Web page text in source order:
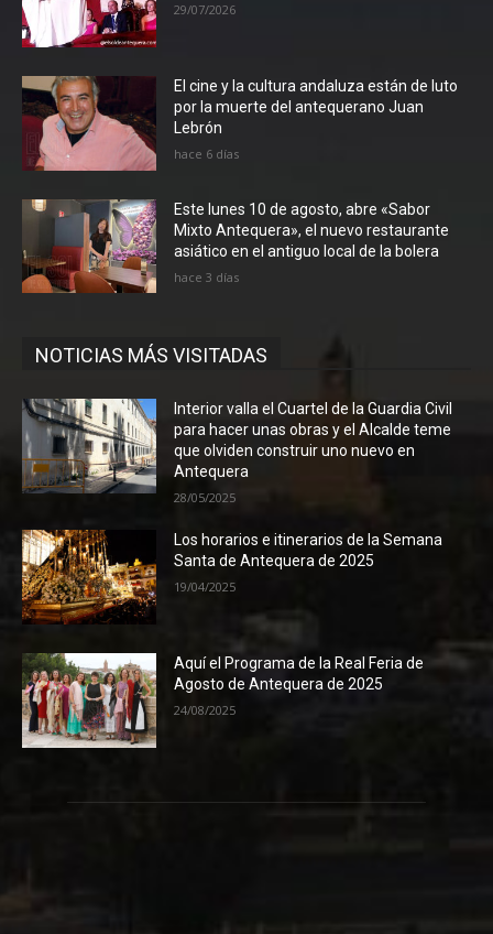
29/07/2026
El cine y la cultura andaluza están de luto
por la muerte del antequerano Juan
Lebrón
hace 6 días
Este lunes 10 de agosto, abre «Sabor
Mixto Antequera», el nuevo restaurante
asiático en el antiguo local de la bolera
hace 3 días
NOTICIAS MÁS VISITADAS
Interior valla el Cuartel de la Guardia Civil
para hacer unas obras y el Alcalde teme
que olviden construir uno nuevo en
Antequera
28/05/2025
Los horarios e itinerarios de la Semana
Santa de Antequera de 2025
19/04/2025
Aquí el Programa de la Real Feria de
Agosto de Antequera de 2025
24/08/2025